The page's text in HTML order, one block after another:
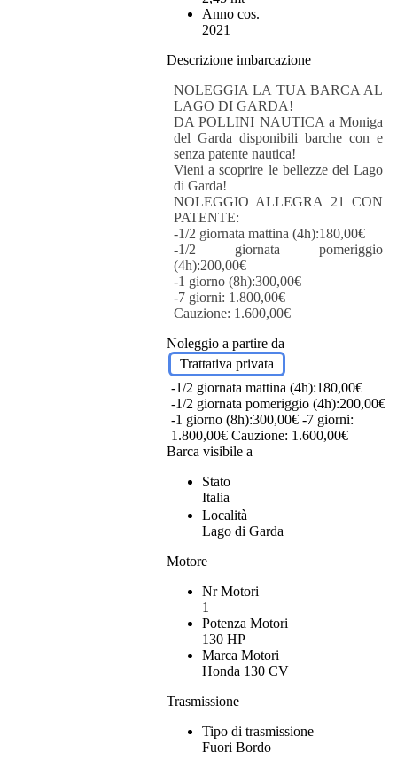
Anno cos.
2021
Descrizione imbarcazione
NOLEGGIA LA TUA BARCA AL
LAGO DI GARDA!
DA POLLINI NAUTICA a Moniga
del Garda disponibili barche con e
senza patente nautica!
Vieni a scoprire le bellezze del Lago
di Garda!
NOLEGGIO ALLEGRA 21 CON
PATENTE:
-1/2 giornata mattina (4h):180,00€
-1/2 giornata pomeriggio
(4h):200,00€
-1 giorno (8h):300,00€
-7 giorni: 1.800,00€
Cauzione: 1.600,00€
Noleggio a partire da
Trattativa privata
-1/2 giornata mattina (4h):180,00€
-1/2 giornata pomeriggio (4h):200,00€
-1 giorno (8h):300,00€ -7 giorni:
1.800,00€ Cauzione: 1.600,00€
Barca visibile a
Stato
Italia
Località
Lago di Garda
Motore
Nr Motori
1
Potenza Motori
130 HP
Marca Motori
Honda 130 CV
Trasmissione
Tipo di trasmissione
Fuori Bordo